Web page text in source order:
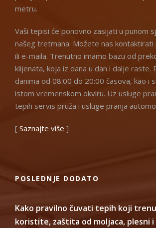
metru.
Vaši tepisi će ponovno zasijati u punom
našeg tretmana. Možete nas
ili e-maila. Trenutno imamo bazu od
klijenata, koja iz dana u dan i dalje raste.
danima od 08:00 do 20:00 časova, kao i
istom vremenskom okviru. Uz usluge
tepih servis pruža i usluge pranja
[ Saznajte više ]
POSLEDNJE DODATO
Kako pravilno čuvati tepih koji
koristite, zaštita od moljaca, plesni